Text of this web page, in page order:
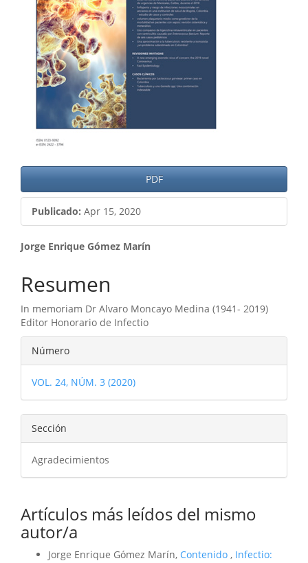
PDF
Publicado: Apr 15, 2020
Contenido
principal
del
artículo
Jorge Enrique Gómez Marín
Resumen
In memoriam Dr Alvaro Moncayo Medina (1941- 2019)
Editor Honorario de Infectio
Detalles
del
artículo
Número
VOL. 24, NÚM. 3 (2020)
Sección
Agradecimientos
Artículos más leídos del mismo
autor/a
Jorge Enrique Gómez Marín, Contenido , Infectio: